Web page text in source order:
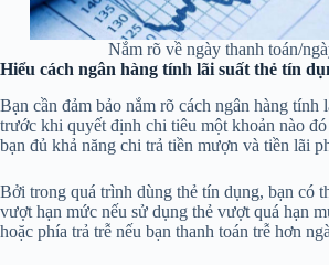
Nắm rõ về ngày thanh toán/
Hiểu cách ngân hàng tính lãi suất thẻ tín
Bạn cần đảm bảo nắm rõ cách ngân hàng tính
trước khi quyết định chi tiêu một khoản nào
bạn đủ khả năng chi trả tiền mượn và tiền lãi
Bởi trong quá trình dùng thẻ tín dụng, bạn có
vượt hạn mức nếu sử dụng thẻ vượt quá hạn
hoặc phía trả trễ nếu bạn thanh toán trễ hơn